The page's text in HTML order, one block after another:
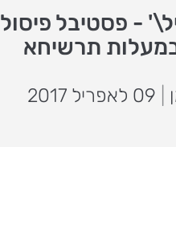
- פסטיבל פיסול
במעלות תרשיחא